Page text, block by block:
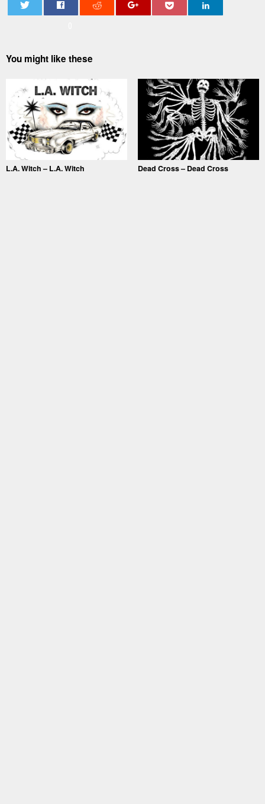
You might like these
L.A. Witch – L.A. Witch Dead Cross – Dead Cross